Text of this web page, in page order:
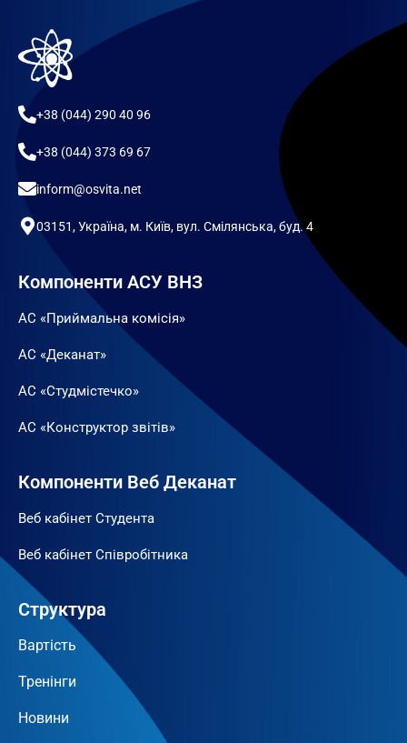
+38 (044) 290 40 96
+38 (044) 373 69 67
inform@osvita.net
03151, Україна, м. Київ, вул. Смілянська, буд. 4
Компоненти АСУ ВНЗ
АС «Приймальна комісія»
АС «Деканат»
АС «Студмістечко»
АС «Конструктор звітів»
Компоненти Веб Деканат
Веб кабінет Студента
Веб кабінет Співробітника
Структура
Вартість
Тренінги
Новини